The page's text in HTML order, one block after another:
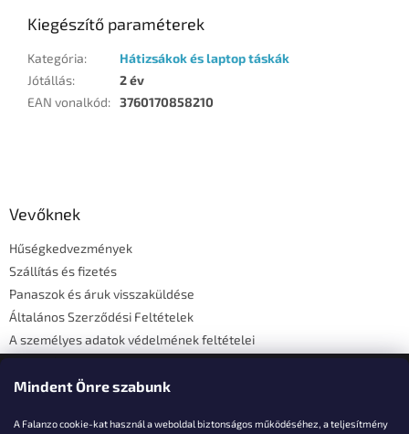
Mindent Önre szabunk
A Falanzo cookie-kat használ a weboldal biztonságos működéséhez, a teljesítmény
Kiegészítő paraméterek
Kategória:
Hátizsákok és laptop táskák
Jótállás:
2 év
EAN vonalkód: 3760170858210
Vevőknek
Hűségkedvezmények
Szállítás és fizetés
Panaszok és áruk visszaküldése
Általános Szerződési Feltételek
A személyes adatok védelmének feltételei
Elérhetőségi adatok